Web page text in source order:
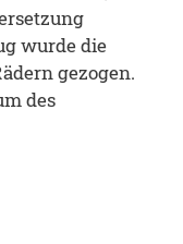
wurde die
gezogen.
des